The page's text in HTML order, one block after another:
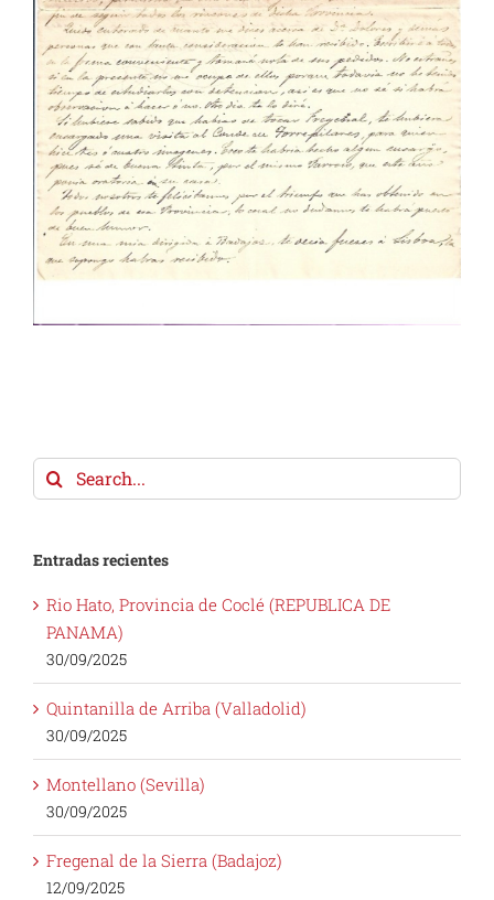
Search
for:
Entradas recientes
Rio Hato, Provincia de Coclé (REPUBLICA DE
PANAMA)
30/09/2025
Quintanilla de Arriba (Valladolid)
30/09/2025
Montellano (Sevilla)
30/09/2025
Fregenal de la Sierra (Badajoz)
12/09/2025